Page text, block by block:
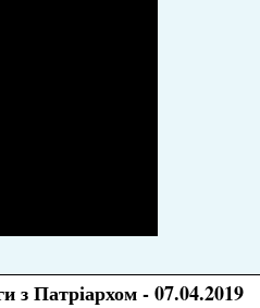
з Патріархом - 07.04.2019